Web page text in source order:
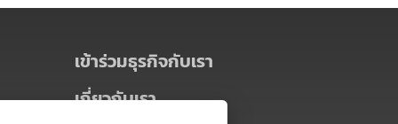
เข้าร่วมธุรกิจกับเรา
เกี่ยวกับเรา